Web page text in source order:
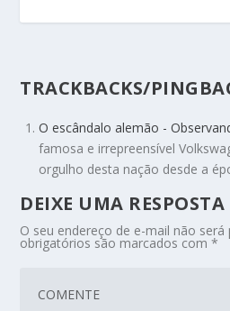
TRACKBACKS/
O escândalo alemão -
famosa e irrepreensível
orgulho desta nação desde a
DEIXE UMA RESPOSTA
O seu endereço de e-mail não será
obrigatórios são marcados com*